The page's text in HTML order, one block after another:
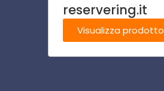
reservering.it
Visualizza prodotto